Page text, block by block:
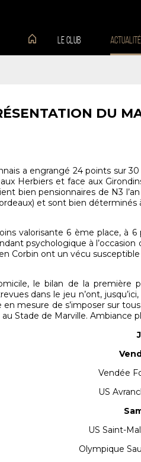
Le club
DU
a engrangé 24 points sur
Herbiers et face aux
bien pensionnaires de N3
et sont bien
valorisante 6 ème place, à
psychologique à
Corbin ont un vécu
le bilan de la première
dans le jeu n’ont,
mesure de s’imposer sur
au Stade de Marville.
Vendée
US
US Saint-
Olympique